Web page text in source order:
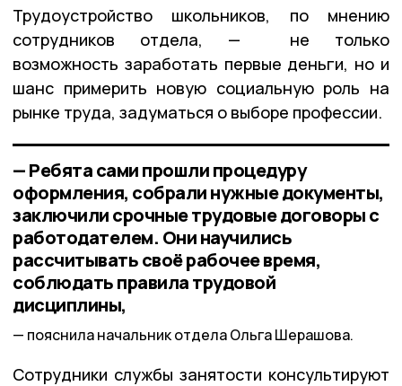
Трудоустройство школьников, по мнению
сотрудников отдела, — не только
возможность заработать первые деньги, но и
шанс примерить новую социальную роль на
рынке труда, задуматься о выборе профессии.
— Ребята сами прошли процедуру
оформления, собрали нужные документы,
заключили срочные трудовые договоры с
работодателем. Они научились
рассчитывать своё рабочее время,
соблюдать правила трудовой
дисциплины,
пояснила начальник отдела Ольга Шерашова.
Сотрудники службы занятости консультируют